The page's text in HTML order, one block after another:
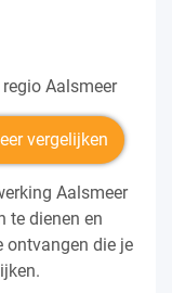
Aalsmeer
vergelijken
Aalsmeer
te dienen en
ontvangen die je